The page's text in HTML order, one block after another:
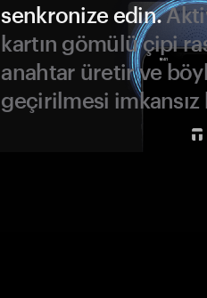
senkronize edin.
kartın gömülü çipi
anahtar üretir ve
geçirilmesi imkansız